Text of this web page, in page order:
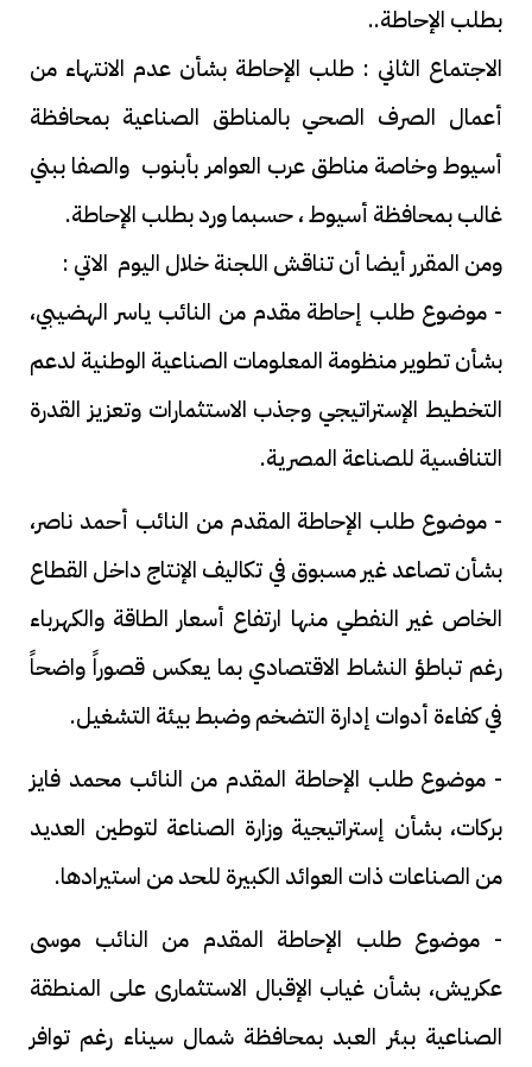
بطلب الإحاطة..
الاجتماع الثاني : طلب الإحاطة بشأن عدم الانتهاء من
أعمال الصرف الصحي بالمناطق الصناعية بمحافظة
أسيوط وخاصة مناطق عرب العوامر بأبنوب والصفا ببني
غالب بمحافظة أسيوط ، حسبما ورد بطلب الإحاطة.
ومن المقرر أيضا أن تناقش اللجنة خلال اليوم الاتي :
- موضوع طلب إحاطة مقدم من النائب ياسر الهضيبي،
بشأن تطوير منظومة المعلومات الصناعية الوطنية لدعم
التخطيط الإستراتيجي وجذب الاستثمارات وتعزيز القدرة
التنافسية للصناعة المصرية.
- موضوع طلب الإحاطة المقدم من النائب أحمد ناصر،
بشأن تصاعد غير مسبوق في تكاليف الإنتاج داخل القطاع
الخاص غير النفطي منها ارتفاع أسعار الطاقة والكهرباء
رغم تباطؤ النشاط الاقتصادي بما يعكس قصوراً واضحاً
في كفاءة أدوات إدارة التضخم وضبط بيئة التشغيل.
- موضوع طلب الإحاطة المقدم من النائب محمد فايز
بركات، بشأن إستراتيجية وزارة الصناعة لتوطين العديد
من الصناعات ذات العوائد الكبيرة للحد من استيرادها.
- موضوع طلب الإحاطة المقدم من النائب موسى
عكريش، بشأن غياب الإقبال الاستثمارى على المنطقة
الصناعية ببئر العبد بمحافظة شمال سيناء رغم توافر